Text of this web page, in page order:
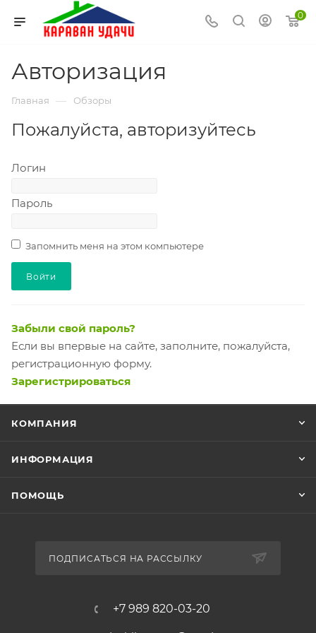
0
Авторизация
Главная — Обзоры
Пожалуйста, авторизуйтесь
Логин
Пароль
Запомнить меня на этом компьютере
Забыли свой пароль?
Если вы впервые на сайте, заполните, пожалуйста,
регистрационную форму.
Зарегистрироваться
КОМПАНИЯ
ИНФОРМАЦИЯ
ПОМОЩЬ
ПОДПИСАТЬСЯ НА РАССЫЛКУ
+7 989 820-03-20